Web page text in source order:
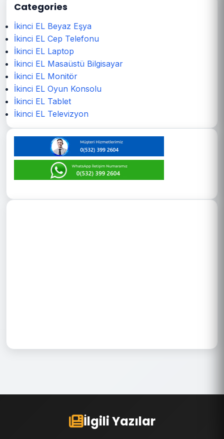
Categories
İkinci EL Beyaz Eşya
İkinci EL Cep Telefonu
İkinci EL Laptop
İkinci EL Masaüstü Bilgisayar
İkinci EL Monitör
İkinci EL Oyun Konsolu
İkinci EL Tablet
İkinci EL Televizyon
İlgili Yazılar